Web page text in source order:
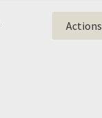
Actions